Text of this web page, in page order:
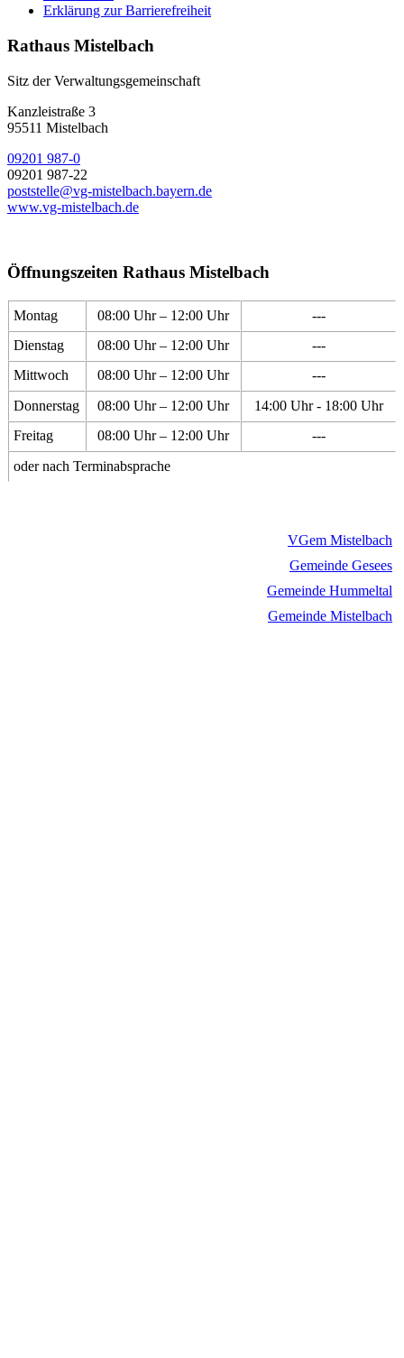
Erklärung zur Barrierefreiheit
Rathaus Mistelbach
Sitz der Verwaltungsgemeinschaft
Kanzleistraße 3
95511 Mistelbach
09201 987-0
09201 987-22
poststelle@vg-mistelbach.bayern.de
www.vg-mistelbach.de
Öffnungszeiten Rathaus Mistelbach
Montag 08:00 Uhr – 12:00 Uhr
---
Dienstag
08:00 Uhr – 12:00 Uhr
---
Mittwoch
08:00 Uhr – 12:00 Uhr
---
Donnerstag
08:00 Uhr – 12:00 Uhr
14:00 Uhr - 18:00 Uhr
Freitag
08:00 Uhr – 12:00 Uhr
---
oder nach Terminabsprache
VGem Mistelbach
Gemeinde Gesees
Gemeinde Hummeltal
Gemeinde Mistelbach